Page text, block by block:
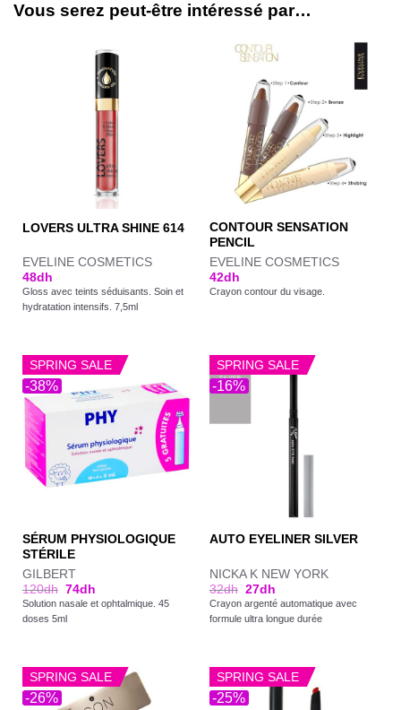
Vous serez peut-être intéressé par…
LOVERS ULTRA SHINE 614
EVELINE COSMETICS
48dh
Gloss avec teints séduisants. Soin et
hydratation intensifs. 7,5ml
CONTOUR SENSATION
PENCIL
EVELINE COSMETICS
42dh
Crayon contour du visage.
-38%
SPRING SALE
SÉRUM PHYSIOLOGIQUE
STÉRILE
GILBERT
120dh 74dh
Solution nasale et ophtalmique. 45
doses 5ml
-16%
SPRING SALE
AUTO EYELINER SILVER
NICKA K NEW YORK
32dh 27dh
Crayon argenté automatique avec
formule ultra longue durée
-26%
SPRING SALE
-25%
SPRING SALE